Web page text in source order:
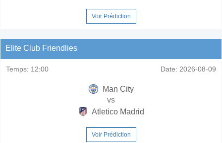
Voir Prédiction
Elite Club Friendlies
Temps: 12:00 Date: 2026-08-09
Man City
vs
Atletico Madrid
Voir Prédiction